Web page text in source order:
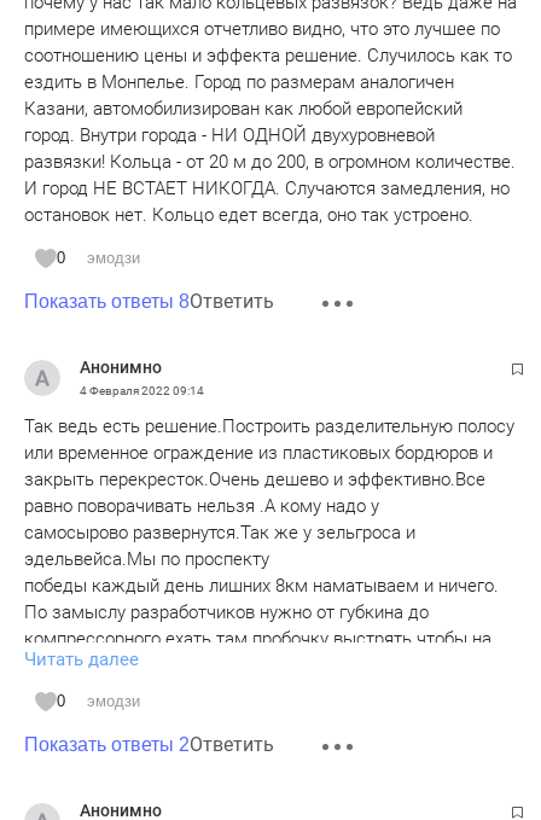
примере имеющихся отчетливо видно, что это лучшее по
соотношению цены и эффекта решение. Случилось как то
ездить в Монпелье. Город по размерам аналогичен
Казани, автомобилизирован как любой европейский
город. Внутри города - НИ ОДНОЙ двухуровневой
развязки! Кольца - от 20 м до 200, в огромном количестве.
И город НЕ ВСТАЕТ НИКОГДА. Случаются замедления, но
остановок нет. Кольцо едет всегда, оно так устроено.
0 эмодзи
Показать ответы 8Ответить
Анонимно
4 Февраля 2022 09:14
Так ведь есть решение.Построить разделительную полосу
или временное ограждение из пластиковых бордюров и
закрыть перекресток.Очень дешево и эффективно.Все
равно поворачивать нельзя .А кому надо у
самосырово развернутся.Так же у зельгроса и
эдельвейса.Мы по проспекту
победы каждый день лишних 8км наматываем и ничего.
По замыслу разработчиков нужно от губкина до
компрессорного ехать там пробочку выстрять чтобы на
другую сторону дороги попасть.Так и ездим,
привыкли.Или от южного до парина прокатиться.Тоже
крючок хороший. А что творится там где есть пересечения
незакрытые типа царицыно губкина
Читать далее
0 эмодзи
Показать ответы 2Ответить
Анонимно